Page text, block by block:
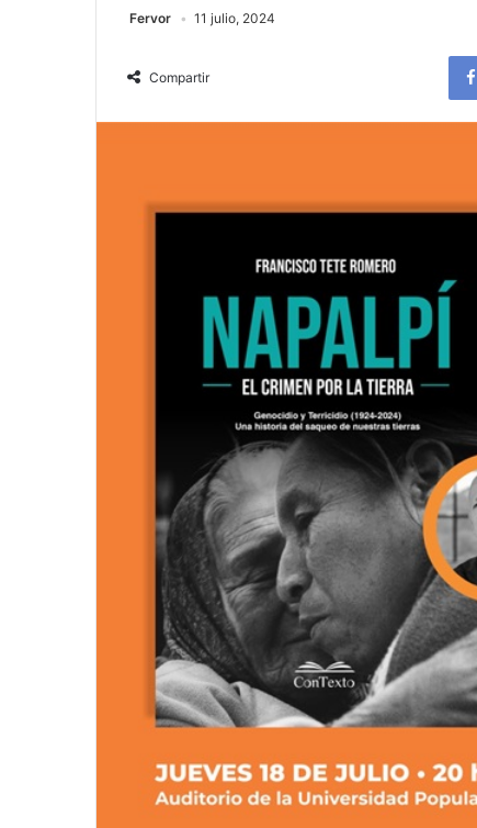
Fervor 11 julio, 2024
Compartir